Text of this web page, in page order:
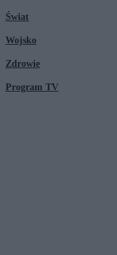
Świat
Wojsko
Zdrowie
Program TV